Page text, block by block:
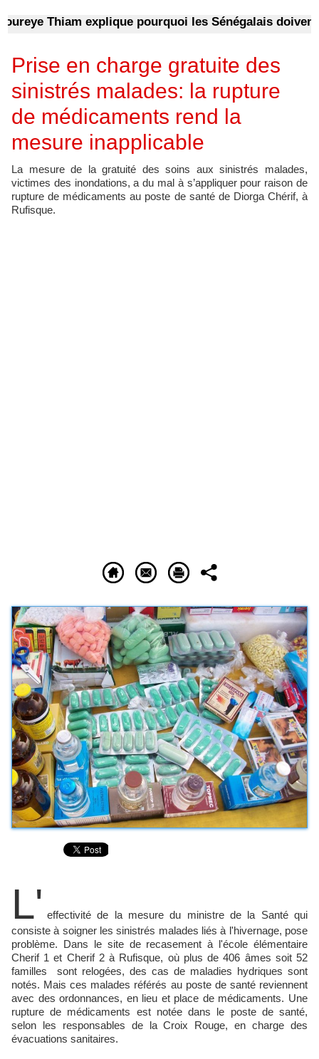
Thiam explique pourquoi les Sénégalais doivent
Prise en charge gratuite des
sinistrés malades: la rupture
de médicaments rend la
mesure inapplicable
La mesure de la gratuité des soins aux sinistrés malades,
victimes des inondations, a du mal à s’appliquer pour raison de
rupture de médicaments au poste de santé de Diorga Chérif, à
Rufisque.
L' effectivité de la mesure du ministre de la Santé qui
consiste à soigner les sinistrés malades liés à l'hivernage, pose
problème. Dans le site de recasement à l'école élémentaire
Cherif 1 et Cherif 2 à Rufisque, où plus de 406 âmes soit 52
familles sont relogées, des cas de maladies hydriques sont
notés. Mais ces malades référés au poste de santé reviennent
avec des ordonnances, en lieu et place de médicaments. Une
rupture de médicaments est notée dans le poste de santé,
selon les responsables de la Croix Rouge, en charge des
évacuations sanitaires.